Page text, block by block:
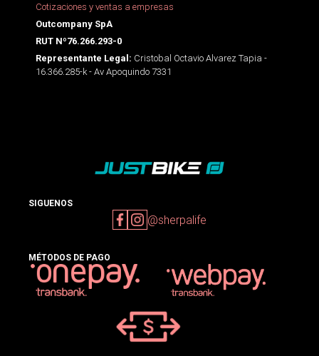
Cotizaciones y ventas a empresas
Outcompany SpA
RUT Nº76.266.293-0
Representante Legal: Cristobal Octavio Alvarez Tapia -
16.366.285-k - Av Apoquindo 7331
SIGUENOS
@sherpalife
MÉTODOS DE PAGO